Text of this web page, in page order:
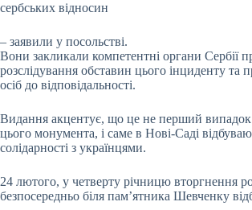
сербських відносин
– заявили у посольстві.
Вони закликали компетентні органи Сербії
розслідування обставин цього інциденту та
осіб до відповідальності.
Видання акцентує, що це не перший
цього монумента, і саме в Нові-Саді
солідарності з українцями.
24 лютого, у четверту річницю вторгнення
безпосередньо біля пам’ятника Шевченку